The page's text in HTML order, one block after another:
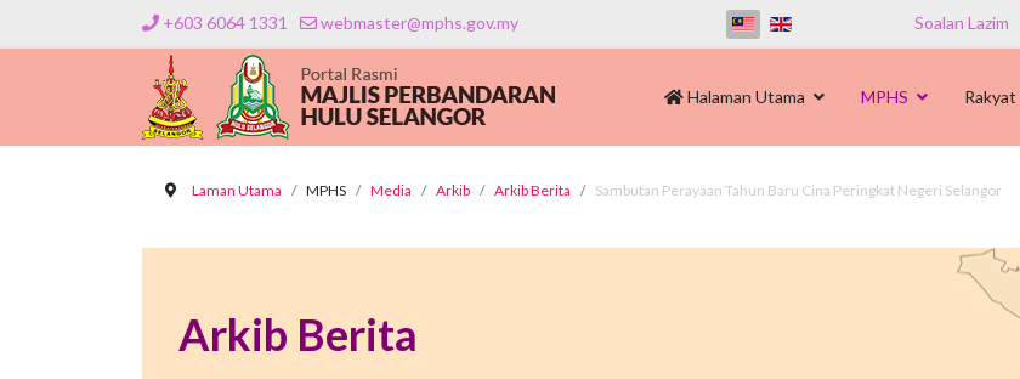
+603 6064 1331 webmaster@mphs.gov.my Soalan Lazim
Halaman Utama MPHS Rakyat
Laman Utama MPHS Media Arkib Arkib Berita Sambutan Perayaan Tahun Baru Cina Peringkat Negeri Selangor
Arkib Berita